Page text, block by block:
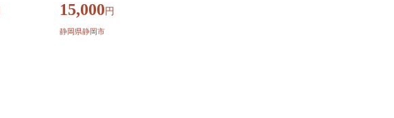
15,000 円
静岡県静岡市